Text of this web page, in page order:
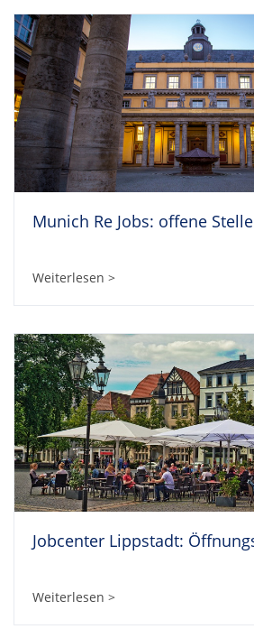
Munich Re Jobs: offene
Weiterlesen >
Jobcenter Lippstadt:
Weiterlesen >